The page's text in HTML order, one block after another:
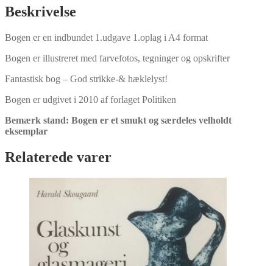
flere
Favoritter
Susanne
antal
Beskrivelse
Bogen er en indbundet 1.udgave 1.oplag i A4 format
Bogen er illustreret med farvefotos, tegninger og opskrifter
Fantastisk bog – God strikke-& hæklelyst!
Bogen er udgivet i 2010 af forlaget Politiken
Bemærk stand: Bogen er et smukt og særdeles velholdt
eksemplar
Relaterede varer